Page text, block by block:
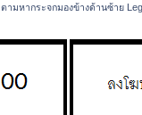
ตามหากระจกมองข้างด้านซ้าย